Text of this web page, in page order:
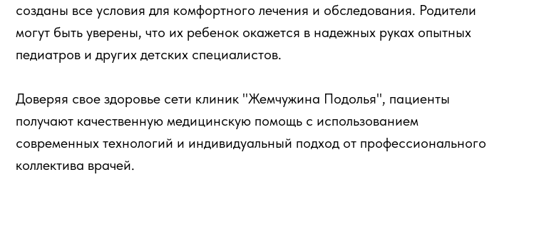
созданы все условия для комфортного лечения и обследования. Родители
могут быть уверены, что их ребенок окажется в надежных руках опытных
педиатров и других детских специалистов.
Доверяя свое здоровье сети клиник "Жемчужина Подолья", пациенты
получают качественную медицинскую помощь с использованием
современных технологий и индивидуальный подход от профессионального
коллектива врачей.